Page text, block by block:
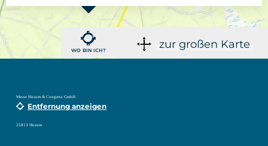
WO BIN ICH? zur großen Karte
Messe Husum & Congress GmbH
Entfernung anzeigen
25813 Husum